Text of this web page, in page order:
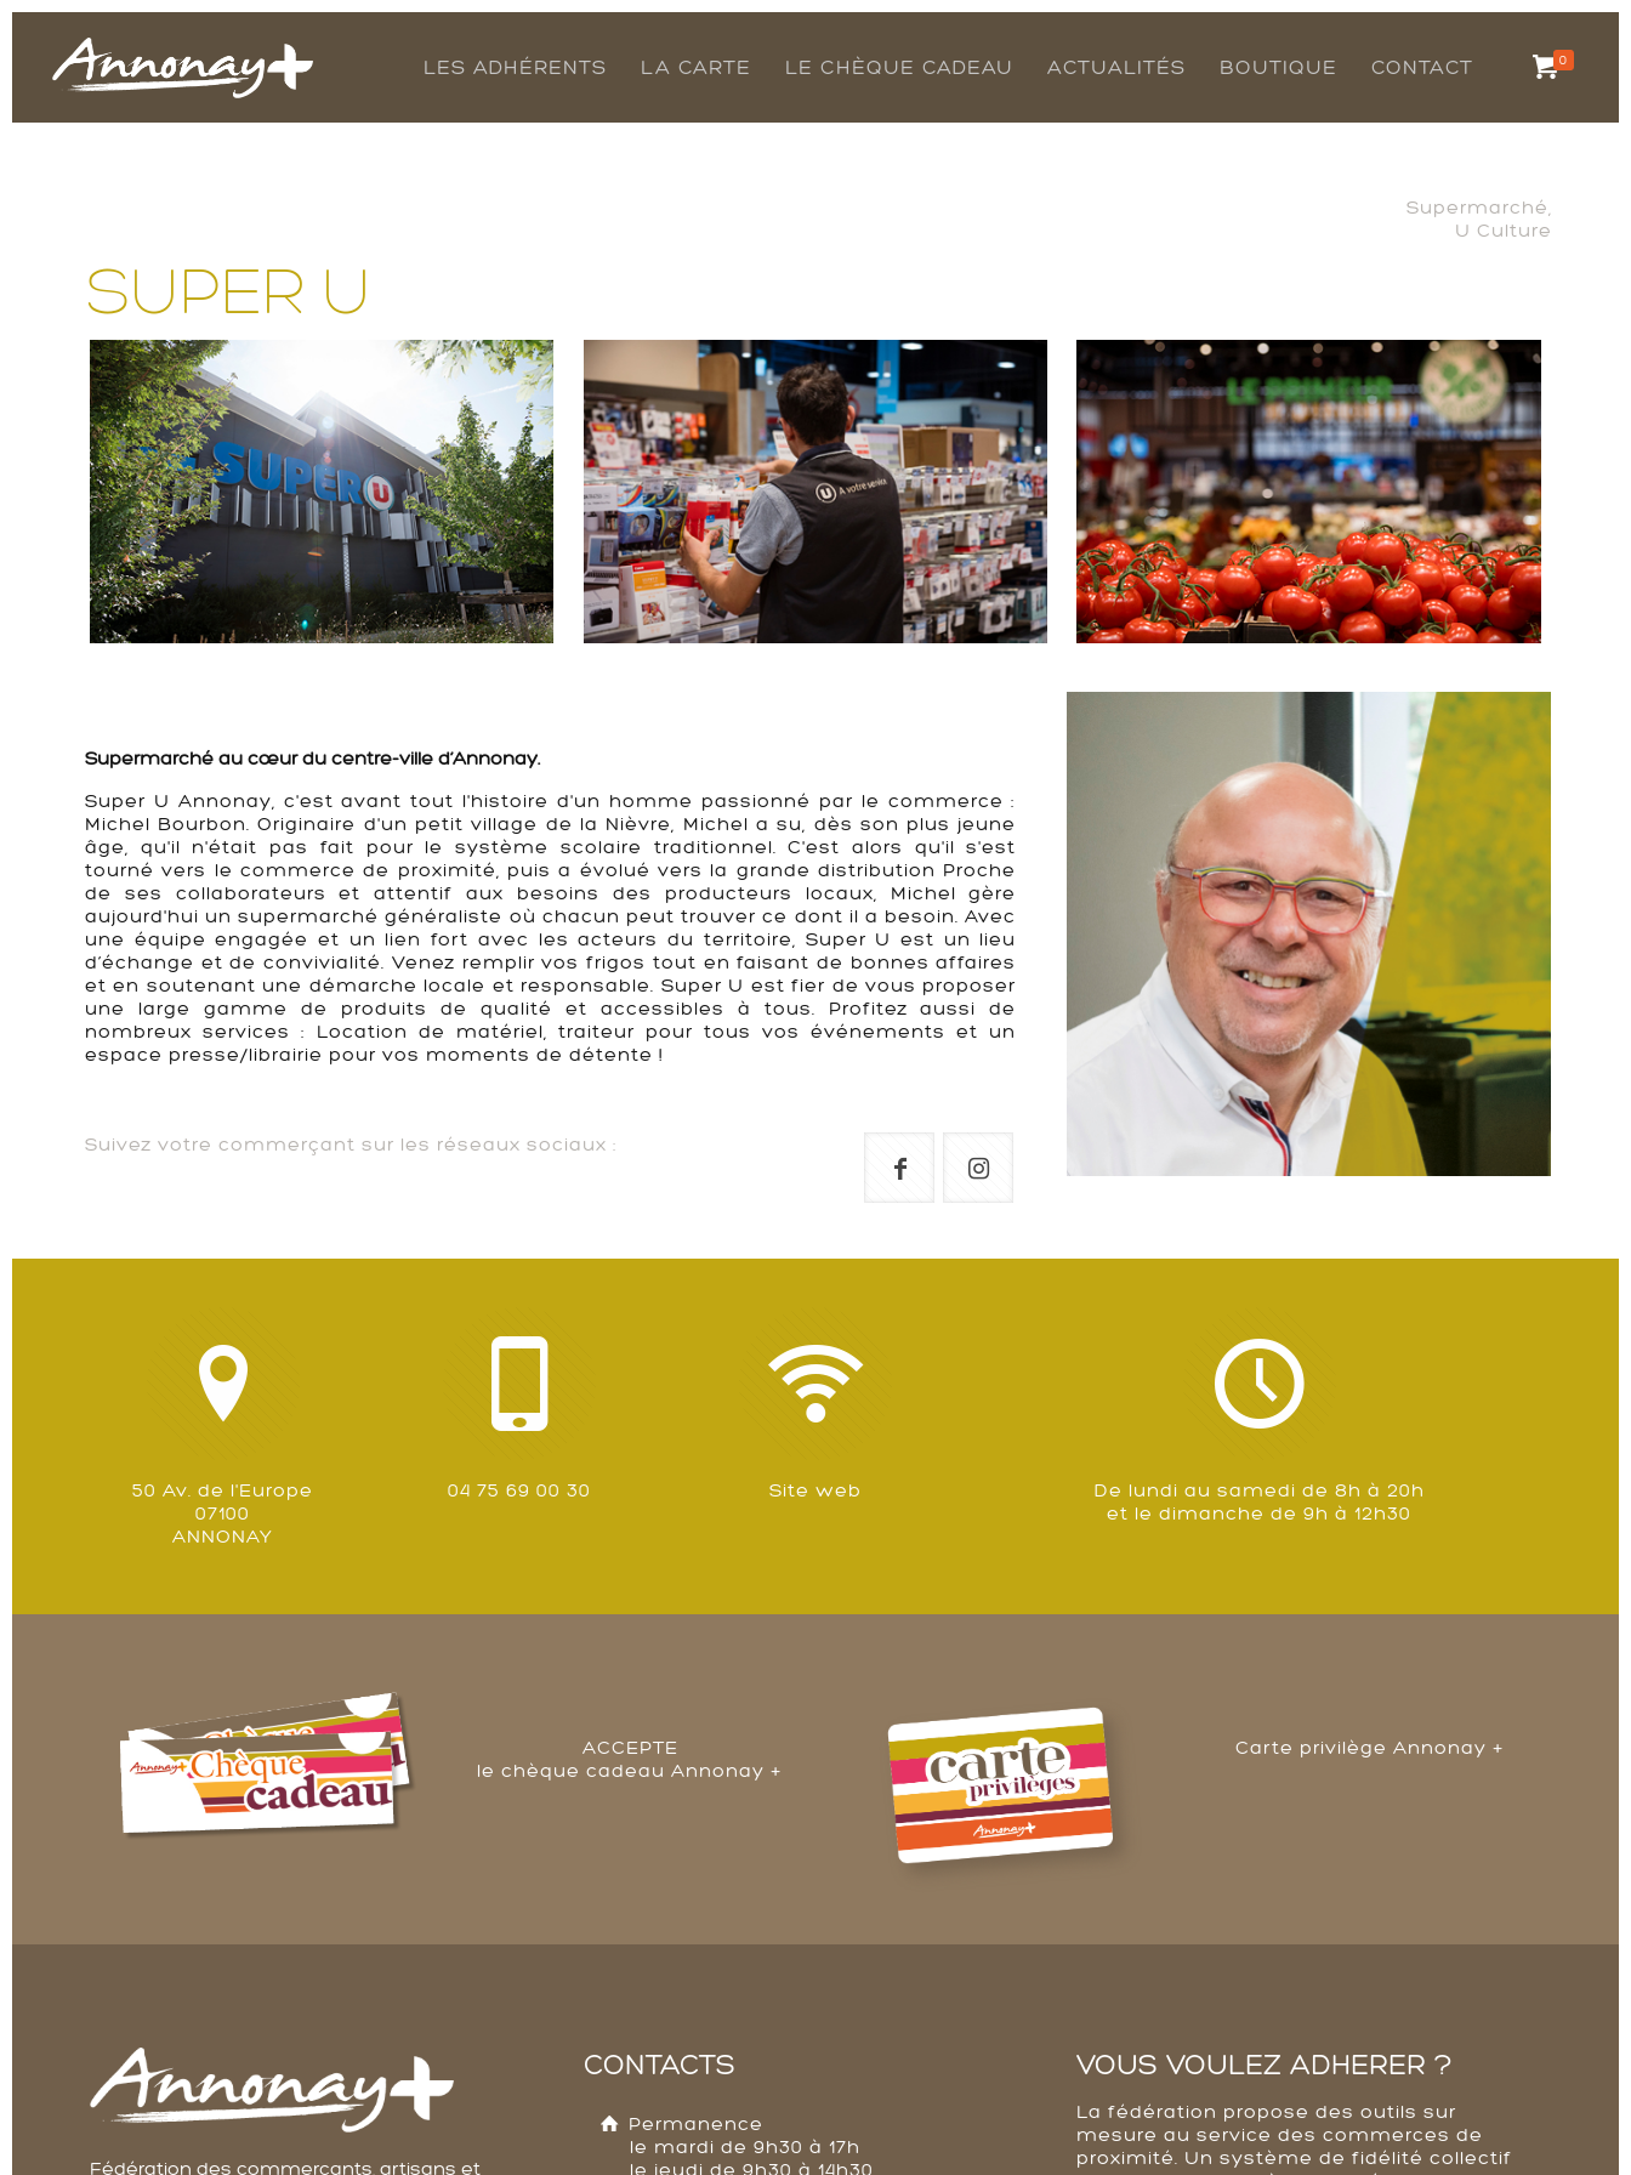
LES ADHÉRENTS LA CARTE LE CHÈQUE CADEAU ACTUALITÉS BOUTIQUE CONTACT 0
SUPER U
Supermarché,
U Culture
Supermarché au cœur du centre-ville d’Annonay.
Super U Annonay, c'est avant tout l'histoire d'un homme passionné par le commerce :
Michel Bourbon. Originaire d'un petit village de la Nièvre, Michel a su, dès son plus jeune
âge, qu'il n'était pas fait pour le système scolaire traditionnel. C'est alors qu'il s'est
tourné vers le commerce de proximité, puis a évolué vers la grande distribution Proche
de ses collaborateurs et attentif aux besoins des producteurs locaux, Michel gère
aujourd'hui un supermarché généraliste où chacun peut trouver ce dont il a besoin. Avec
une équipe engagée et un lien fort avec les acteurs du territoire, Super U est un lieu
d’échange et de convivialité. Venez remplir vos frigos tout en faisant de bonnes affaires
et en soutenant une démarche locale et responsable. Super U est fier de vous proposer
une large gamme de produits de qualité et accessibles à tous. Profitez aussi de
nombreux services : Location de matériel, traiteur pour tous vos événements et un
espace presse/librairie pour vos moments de détente !
Suivez votre commerçant sur les réseaux sociaux :
50 Av. de l'Europe
07100
ANNONAY
04 75 69 00 30 Site web
De lundi au samedi de 8h à 20h
et le dimanche de 9h à 12h30
ACCEPTE
le chèque cadeau Annonay +
Carte privilège Annonay +
Fédération des commerçants, artisans et
CONTACTS
Permanence
le mardi de 9h30 à 17h
le jeudi de 9h30 à 14h30,
VOUS VOULEZ ADHERER ?
La fédération propose des outils sur
mesure au service des commerces de
proximité. Un système de fidélité collectif